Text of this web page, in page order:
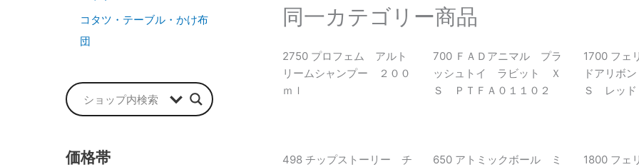
コタツ・テーブル・かけ布
団
価格帯
同一カテゴリー商品
2750 プロフェム アルト
リームシャンプー ２００
ｍｌ
700 ＦＡＤアニマル プラ
ッシュトイ ラビット Ｘ
Ｓ ＰＴＦＡ０１１０２
1700 フェ
ドアリボ
Ｓ レッド
498 チップストーリー チ
650 アトミックボール ミ
1800 フェ